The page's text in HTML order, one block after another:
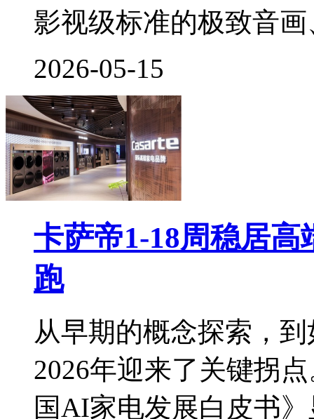
影视级标准的极致音画
2026-05-15
卡萨帝1-18周稳居
跑
从早期的概念探索，
2026年迎来了关键拐
国AI家电发展白皮书